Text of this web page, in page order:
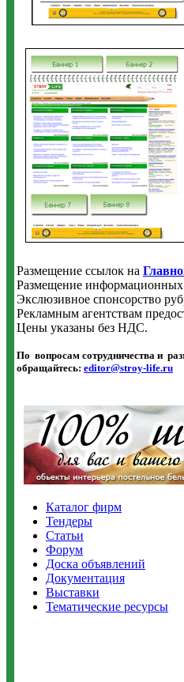
Размещение ссылок на
Размещение информационных
Экслюзивное спонсорство
Рекламным агентствам
Цены указаны без НДС.
По вопросам сотрудничества и
обращайтесь: editor@stroy-life.ru
Каталог фирм
Тендеры
Статьи
Форум
Доска объявлений
Документация
Выставки
Тематические ресурсы